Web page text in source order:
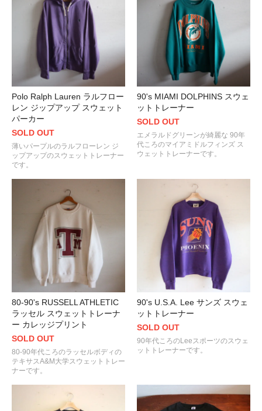
Polo Ralph Lauren ラルフロー
レン ジップアップ スウェット
パーカー
SOLD OUT
薄いパープルのラルフローレン ジ
ップアップのスウェットトレーナー
です。
90's MIAMI DOLPHINS スウェ
ットトレーナー
SOLD OUT
エメラルドグリーンが綺麗な 90年
代ころのマイアミドルフィンズ ス
ウェットトレーナーです。
80-90's RUSSELL ATHLETIC
ラッセル スウェットトレーナ
ー カレッジプリント
SOLD OUT
80-90年代ころのラッセルボディの
テキサスA&M大学スウェットトレー
ナーです。
90's U.S.A. Lee サンズ スウェ
ットトレーナー
SOLD OUT
90年代ころのLeeスポーツのスウェ
ットトレーナーです。